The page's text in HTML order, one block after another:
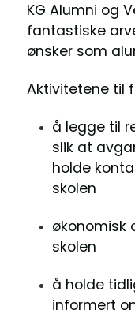
KG Alumni og
fantastiske
ønsker som
Aktivitetene til
å legge til
slik at
holde
skolen
økonomisk
skolen
å holde
informert